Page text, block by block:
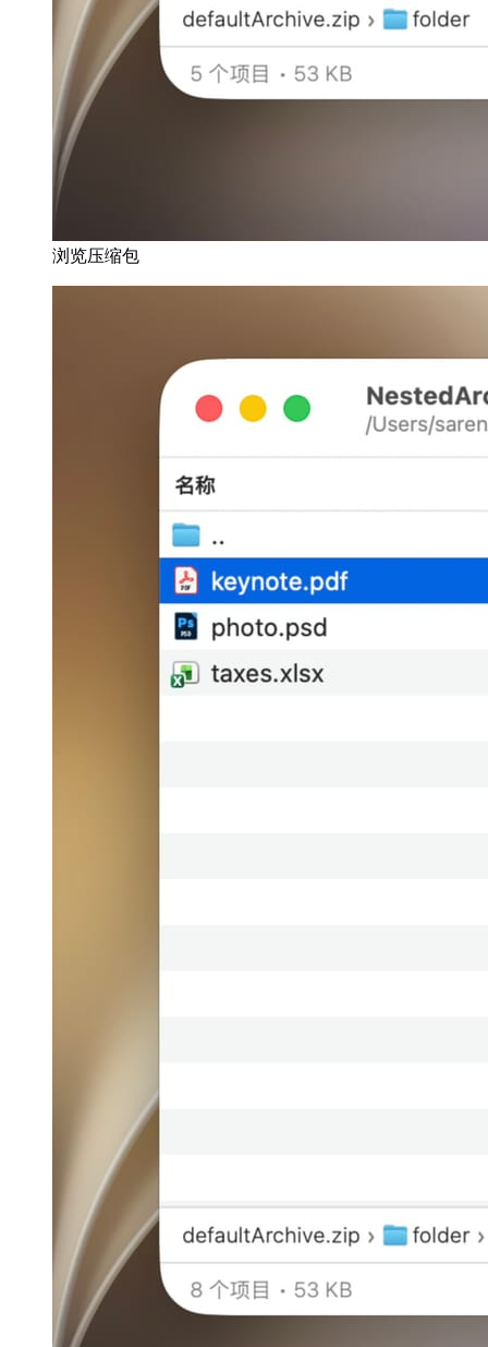
浏览压缩包